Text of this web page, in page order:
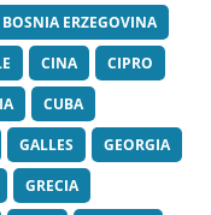
BOSNIA ERZEGOVINA
CINA
CIPRO
CUBA
GALLES
GEORGIA
GRECIA